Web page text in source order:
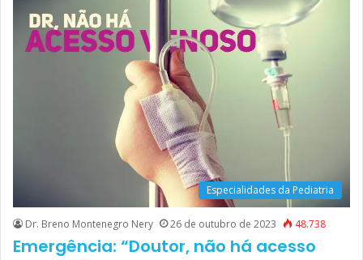
Especialidades da Pediatria
Dr. Breno Montenegro Nery 26 de outubro de 2023 48.738
Emergência: “Doutor, não há acesso